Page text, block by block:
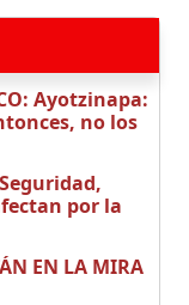
Ayotzinapa:
no los
por la
EN LA MIRA